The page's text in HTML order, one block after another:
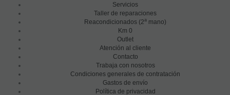
Servicios
Taller de reparaciones
Reacondicionados (2a mano)
Km 0
Outlet
Atención al cliente
Contacto
Trabaja con nosotros
Condiciones generales de contratación
Gastos de envío
Política de privacidad